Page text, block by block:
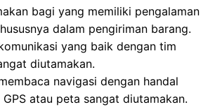
bagi yang memiliki pengalaman
dalam pengiriman barang.
yang baik dengan tim
diutamakan.
navigasi dengan handal
atau peta sangat diutamakan.